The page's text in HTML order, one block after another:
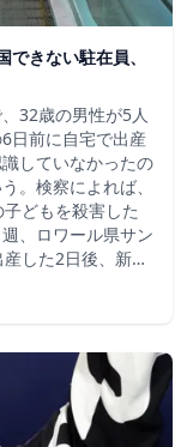
きない駐在員、
32歳の男性が5人
日前に自宅で出産
していなかったの
。検察によれば、
どもを殺害した
、ロワール県サン
産した2日後、新…